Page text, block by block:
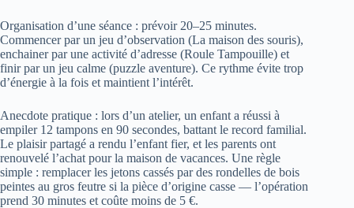
Organisation d’une séance : prévoir 20–25 minutes.
Commencer par un jeu d’observation (La maison des souris),
enchainer par une activité d’adresse (Roule Tampouille) et
finir par un jeu calme (puzzle aventure). Ce rythme évite trop
d’énergie à la fois et maintient l’intérêt.
Anecdote pratique : lors d’un atelier, un enfant a réussi à
empiler 12 tampons en 90 secondes, battant le record familial.
Le plaisir partagé a rendu l’enfant fier, et les parents ont
renouvelé l’achat pour la maison de vacances. Une règle
simple : remplacer les jetons cassés par des rondelles de bois
peintes au gros feutre si la pièce d’origine casse — l’opération
prend 30 minutes et coûte moins de 5 €.